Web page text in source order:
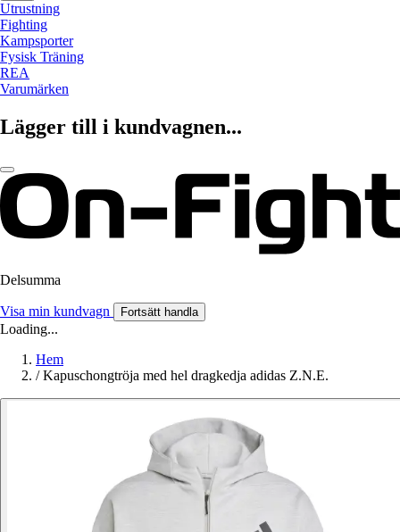
Utrustning
Fighting
Kampsporter
Fysisk Träning
REA
Varumärken
Lägger till i kundvagnen...
Delsumma
Visa min kundvagn Fortsätt handla
Loading...
Hem
/ Kapuschongtröja med hel dragkedja adidas Z.N.E.